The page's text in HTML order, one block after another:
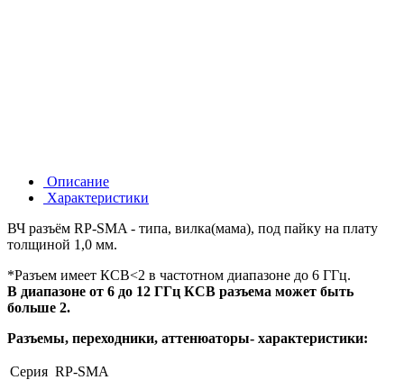
Описание
Характеристики
ВЧ разъём RP-SMA - типа, вилка(мама), под пайку на плату
толщиной 1,0 мм.
*Разъем имеет КСВ<2 в частотном диапазоне до 6 ГГц.
В диапазоне от 6 до 12 ГГц КСВ разъема может быть
больше 2.
Разъемы, переходники, аттенюаторы- характеристики:
Серия RP-SMA